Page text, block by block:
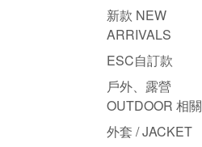
新款 NEW
ARRIVALS
ESC自訂款
戶外、露營
OUTDOOR 相關
外套 / JACKET